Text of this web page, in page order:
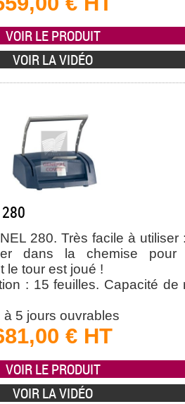
VOIR LE PRODUIT
VOIR LA VIDÉO
280
280. Très facile à utiliser
dans la chemise pour
le tour est joué !
: 15 feuilles. Capacité de
à 5 jours ouvrables
€ HT
VOIR LE PRODUIT
VOIR LA VIDÉO